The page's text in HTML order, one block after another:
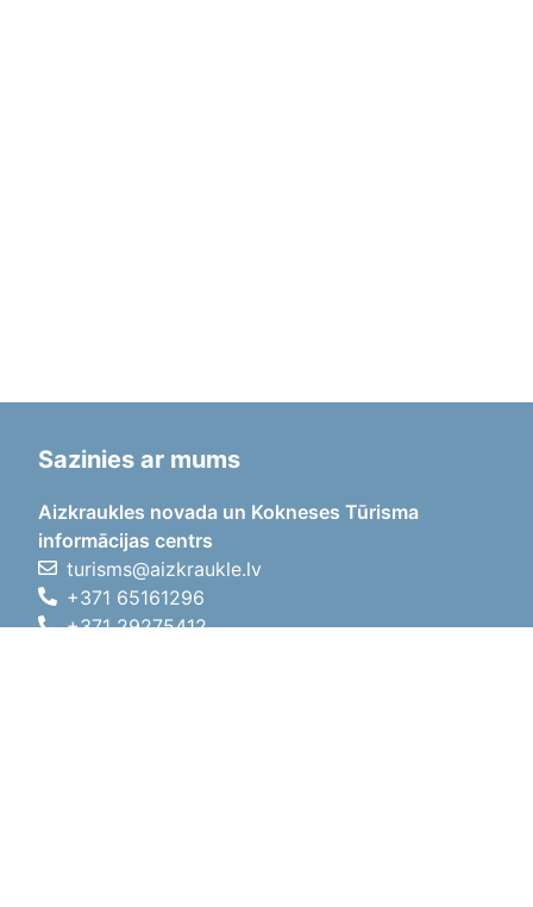
Sazinies ar mums
Aizkraukles novada un Kokneses Tūrisma
informācijas centrs
turisms@aizkraukle.lv
+371 65161296
+371 29275412